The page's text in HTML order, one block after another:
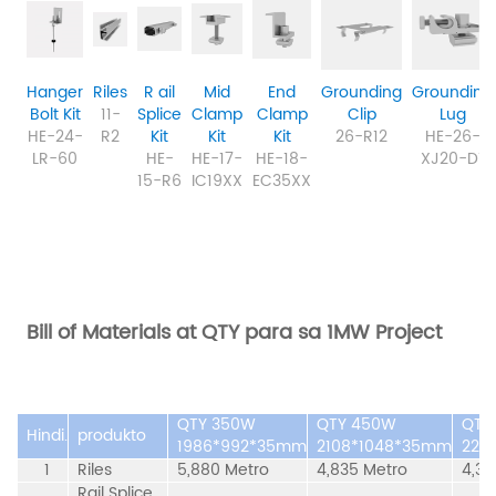
Hanger
Bolt Kit
HE-24-
LR-60
Riles
11-
R2
R ail
Splice
Kit
HE-
15-R6
Mid
Clamp
Kit
HE-17-
IC19XX
End
Clamp
Kit
HE-18-
EC35XX
Grounding
Clip
26-R12
Grounding
Lug
HE-26-
XJ20-D1
Bill of Materials at QTY para sa 1MW Project
Hindi. produkto
QTY 350W
1986*992*35mm
QTY 450W
2108*1048*35mm
1
Riles 5,880 Metro 4,835 Metro